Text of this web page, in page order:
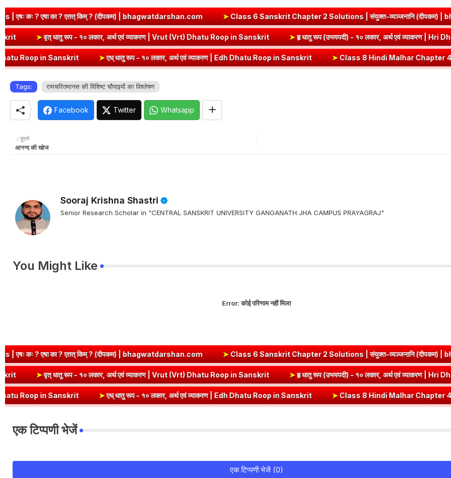
किम् ? (दीपकम) | bhagwatdarshan.com ➤Class 6 Sanskrit Chapter 2 Solutions | संयुक्त-व्यञ्जनानि (दीपकम) |
Roop in Sanskrit ➤वृत् धातु रूप - १० लकार, अर्थ एवं व्याकरण | Vrut (Vrt) Dhatu Roop in Sanskrit ➤हृ धातु रूप (उभयपदी) - १० लकार,
➤एध् धातु रूप - १० लकार, अर्थ एवं व्याकरण | Edh Dhatu Roop in Sanskrit ➤Class 8 Hindi Malhar Chapter 4 Haridwar | हरिद्वार
Tags: रामचरितमानस की विशिष्ट चौपाइयों का विश्लेषण
Facebook Twitter Whatsapp
पुराने
आनन्द की खोज
Sooraj Krishna Shastri
Senior Research Scholar in "CENTRAL SANSKRIT UNIVERSITY GANGANATH JHA CAMPUS PRAYAGRAJ"
You Might Like
Error:कोई परिणाम नहीं मिला
किम् ? (दीपकम) | bhagwatdarshan.com ➤Class 6 Sanskrit Chapter 2 Solutions | संयुक्त-व्यञ्जनानि (दीपकम) |
Roop in Sanskrit ➤वृत् धातु रूप - १० लकार, अर्थ एवं व्याकरण | Vrut (Vrt) Dhatu Roop in Sanskrit ➤हृ धातु रूप (उभयपदी) - १० लकार,
➤एध् धातु रूप - १० लकार, अर्थ एवं व्याकरण | Edh Dhatu Roop in Sanskrit ➤Class 8 Hindi Malhar Chapter 4 Haridwar | हरिद्वार
एक टिप्पणी भेजें
एक टिप्पणी भेजें (0)